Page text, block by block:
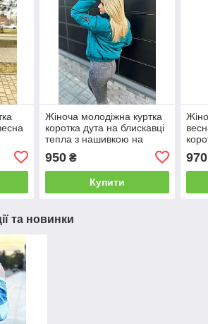
Жіноча молодіжна куртка
коротка дута на блискавці
тепла з нашивкою на
950₴
Купити
970
та новинки